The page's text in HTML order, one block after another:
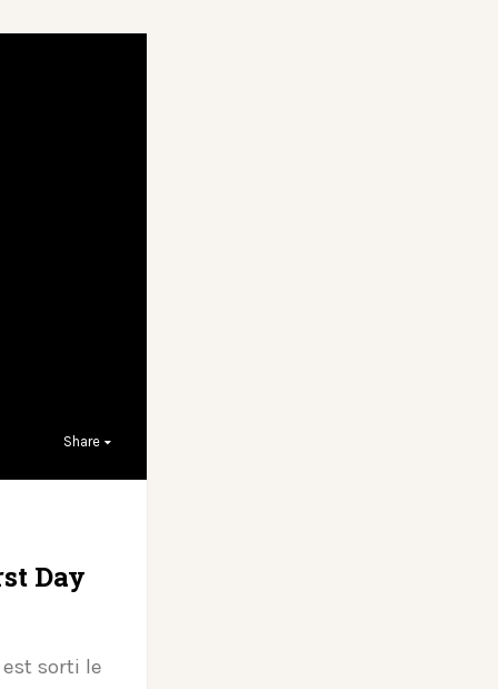
Share
Day
sorti le